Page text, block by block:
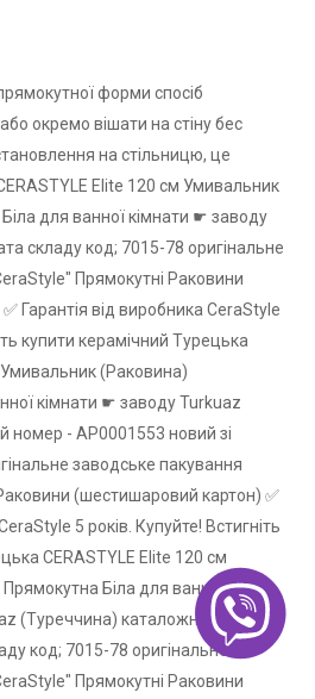
форми спосіб
окремо вішати на стіну бес
на стільницю, це
Elite 120 см Умивальник
для ванної кімнати ☛ заводу
складу код; 7015-78 оригінальне
Прямокутні Раковини
Гарантія від виробника CeraStyle
купити керамічний Турецька
(Раковина)
кімнати ☛ заводу Turkuaz
номер - АР0001553 новий зі
заводське пакування
(шестишаровий картон) ✅
5 років. Купуйте! Встигніть
CERASTYLE Elite 120 см
Біла для ванної
(Туреччина) каталожний номер -
код; 7015-78 оригінальне
Прямокутні Раковини